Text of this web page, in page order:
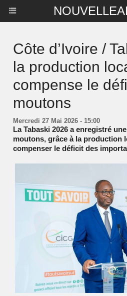
Côte d’Ivoire /
la production
compense le
moutons
Mercredi 27 Mai 2026 - 15:00
La Tabaski 2026 a enregistré
moutons, grâce à la production
compenser le déficit des